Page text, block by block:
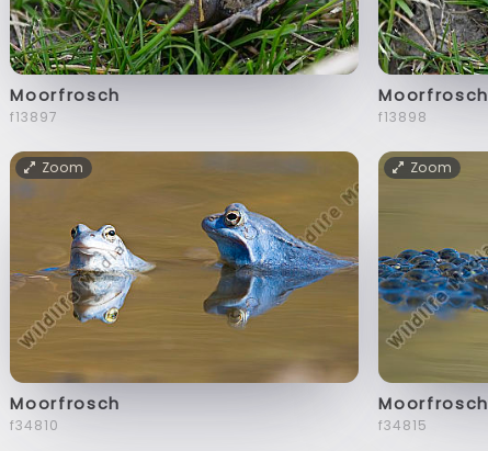
Moorfrosch
f13897
Moorfrosch
f13898
Zoom
Moorfrosch
f34810
Zoom
Moorfrosch
f34815